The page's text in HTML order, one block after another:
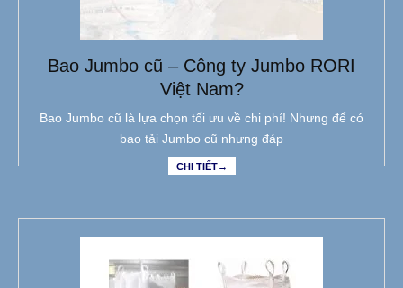
Bao Jumbo cũ – Công ty Jumbo RORI
Việt Nam?
Bao Jumbo cũ là lựa chọn tối ưu về chi phí! Nhưng để có
bao tải Jumbo cũ nhưng đáp
CHI TIẾT→